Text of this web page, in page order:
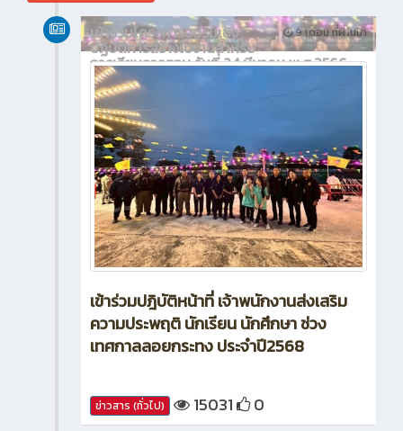
9 เดือน ที่ผ่านมา
เข้าร่วมโครงการอบรมเชิง
ปฏิบัติการสร้างใบงานสำหรับ
การเรียนการสอน วันที่ 24 มีนาคม พ.ศ.2566
เข้าร่วมปฎิบัติหน้าที่ เจ้าพนักงานส่งเสริม
ความประพฤติ นักเรียน นักศึกษา ช่วง
เทศกาลลอยกระทง ประจำปี2568
ข่าวสาร (ทั่วไป) 15031 0